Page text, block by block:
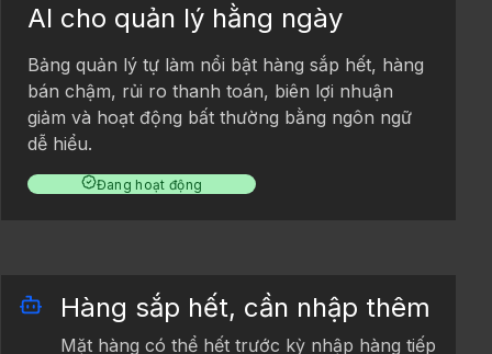
AI cho quản lý hằng ngày
Bảng quản lý tự làm nổi bật hàng sắp hết, hàng
bán chậm, rủi ro thanh toán, biên lợi nhuận
giảm và hoạt động bất thường bằng ngôn ngữ
dễ hiểu.
Đang hoạt động
Hàng sắp hết, cần nhập thêm
Mặt hàng có thể hết trước kỳ nhập hàng tiếp